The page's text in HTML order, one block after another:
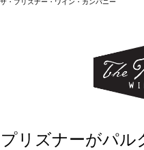
ザ・プリズナー・ワイン・カンパニー
プリズナーがパル